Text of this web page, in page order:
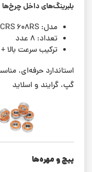
بلبرینگ‌های داخل چرخ‌ها
مدل: ILQ-11 PRO SCRS 608RS
تعداد: ۸ عدد
ترکیب سرعت بالا
استاندارد حرفه‌ای،
گپ، گرایند و اسلاید
پیچ و مهره‌ها